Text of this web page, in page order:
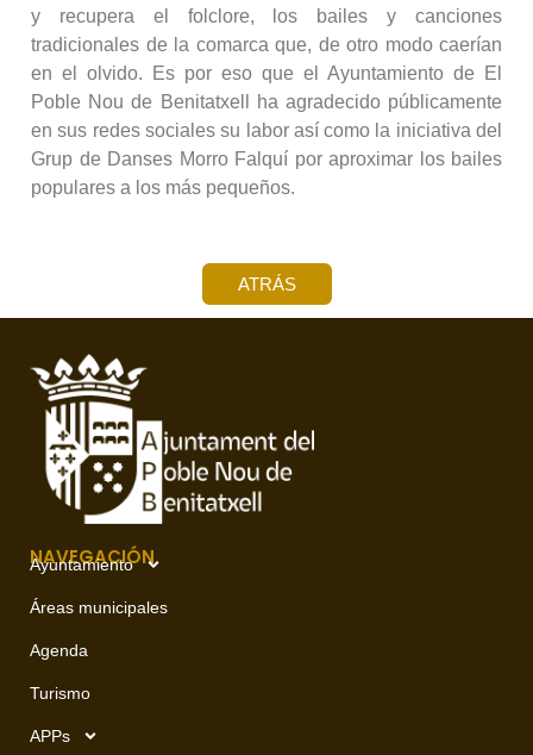
y recupera el folclore, los bailes y canciones
tradicionales de la comarca que, de otro modo caerían
en el olvido. Es por eso que el Ayuntamiento de El
Poble Nou de Benitatxell ha agradecido públicamente
en sus redes sociales su labor así como la iniciativa del
Grup de Danses Morro Falquí por aproximar los bailes
populares a los más pequeños.
ATRÁS
NAVEGACIÓN
Ayuntamiento
Áreas municipales
Agenda
Turismo
APPs